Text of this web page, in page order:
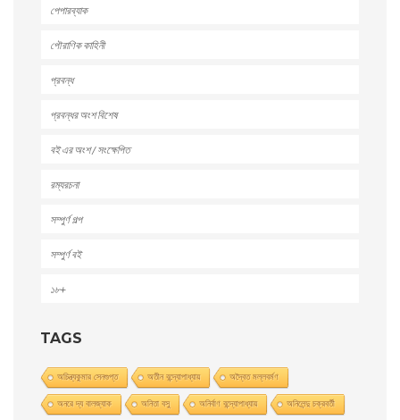
পেপারব্যাক
পৌরাণিক কাহিনী
প্রবন্ধ
প্রবন্ধর অংশ বিশেষ
বই এর অংশ / সংক্ষেপিত
রম্যরচনা
সম্পুর্ণ গল্প
সম্পুর্ণ বই
১৮+
TAGS
অচিন্ত্যকুমার সেনগুপ্ত অতীন বন্দ্যোপাধ্যায় অদ্বৈত মল্লবর্মণ
অনরে দ্য বালজ্যাক অনিতা বসু অনির্বাণ বন্দ্যোপাধ্যায় অনিলেন্দু চক্রবর্তী